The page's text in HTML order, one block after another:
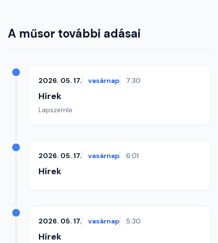
A műsor további adásai
2026. 05. 17. vasárnap 7:30
Hírek
Lapszemle
2026. 05. 17. vasárnap 6:01
Hírek
2026. 05. 17. vasárnap 5:30
Hírek